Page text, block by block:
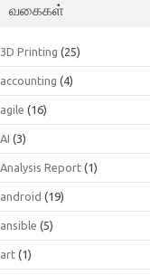
வகைகள்
3D Printing (25)
accounting (4)
agile (16)
AI (3)
Analysis Report (1)
android (19)
ansible (5)
art (1)